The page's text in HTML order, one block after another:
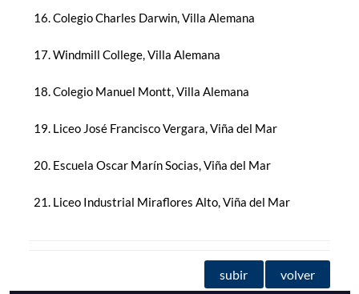
Colegio Charles Darwin, Villa Alemana
Windmill College, Villa Alemana
Colegio Manuel Montt, Villa Alemana
Liceo José Francisco Vergara, Viña del Mar
Escuela Oscar Marín Socias, Viña del Mar
Liceo Industrial Miraflores Alto, Viña del Mar
subir volver